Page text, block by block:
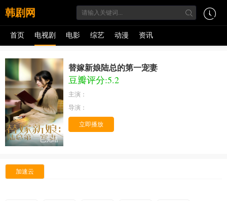
韩剧网
首页 电视剧 电影 综艺 动漫 资讯
已完结
替嫁新娘陆总的第一宠妻
豆瓣评分:5.2
主演：
导演：
立即播放
加速云